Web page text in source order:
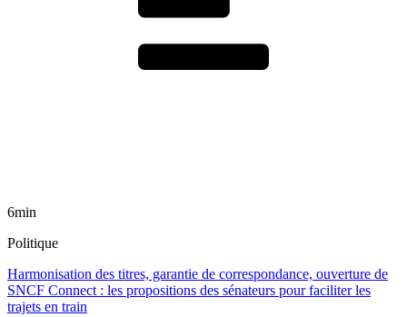
6min
Politique
Harmonisation des titres, garantie de correspondance, ouverture de
SNCF Connect : les propositions des sénateurs pour faciliter les
trajets en train